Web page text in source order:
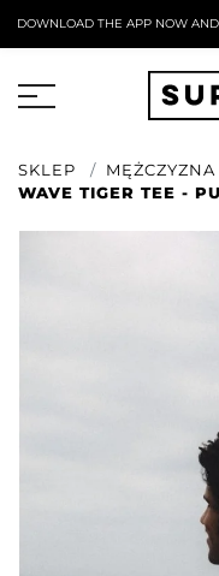
DOWNLOAD THE APP NOW
SKLEP MĘŻCZYZNA
WAVE TIGER TEE -